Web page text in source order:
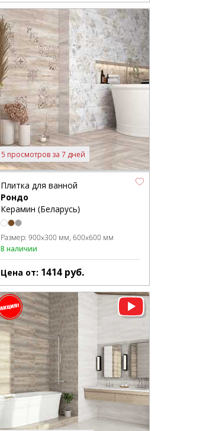
5 просмотров за 7 дней
Плитка для ванной
Рондо
Керамин (Беларусь)
Размер: 900x300 мм 600x600 мм
В наличии
Цена от: 1414 руб.